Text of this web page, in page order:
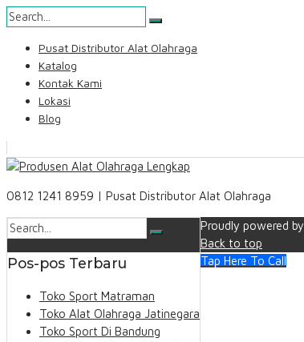
Skip
content
Pusat Distributor Alat Olahraga
Katalog
Kontak Kami
Lokasi
Blog
0812 1241 8959 | Pusat Distributor Alat Olahraga
Pos-pos Terbaru
Toko Sport Matraman
Toko Alat Olahraga Jatinegara
Toko Sport Di Bandung
Proudly powered by
Back to top
Tap Here To Call